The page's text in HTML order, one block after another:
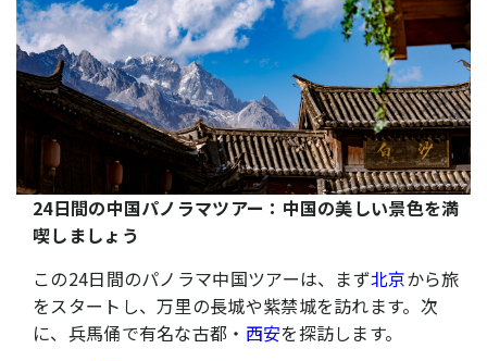
24日間の中国パノラマツアー：中国の美しい景色を満
喫しましょう
この24日間のパノラマ中国ツアーは、まず北京から旅
をスタートし、万里の長城や紫禁城を訪れます。次
に、兵馬俑で有名な古都・ 西安を探訪します。